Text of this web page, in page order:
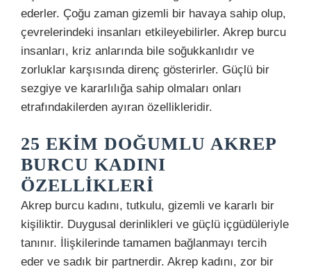
ederler. Çoğu zaman gizemli bir havaya sahip olup,
çevrelerindeki insanları etkileyebilirler. Akrep burcu
insanları, kriz anlarında bile soğukkanlıdır ve
zorluklar karşısında direnç gösterirler. Güçlü bir
sezgiye ve kararlılığa sahip olmaları onları
etrafındakilerden ayıran özellikleridir.
25 EKIM DOĞUMLU AKREP
BURCU KADINI
ÖZELLIKLERI
Akrep burcu kadını, tutkulu, gizemli ve kararlı bir
kişiliktir. Duygusal derinlikleri ve güçlü içgüdüleriyle
tanınır. İlişkilerinde tamamen bağlanmayı tercih
eder ve sadık bir partnerdir. Akrep kadını, zor bir